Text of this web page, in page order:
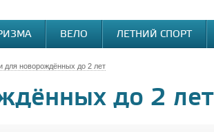
ВЕЛО ЛЕТНИЙ СПОРТ
для новорождённых до 2 лет
до 2 лет